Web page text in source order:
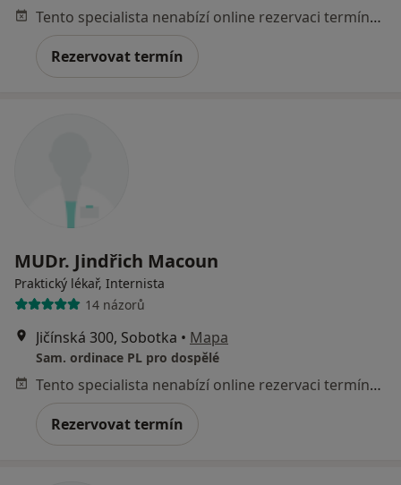
Tento specialista nenabízí online rezervaci termínu na této adrese.
Rezervovat termín
MUDr. Jindřich Macoun
Praktický lékař, Internista
14 názorů
Jičínská 300, Sobotka • Mapa
Sam. ordinace PL pro dospělé
Tento specialista nenabízí online rezervaci termínu na této adrese.
Rezervovat termín